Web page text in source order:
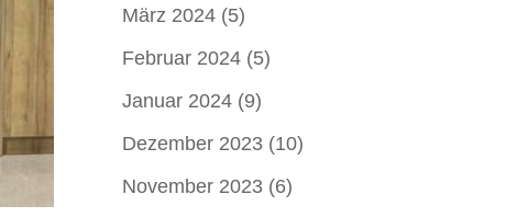
März 2024(5)
Februar 2024(5)
Januar 2024(9)
Dezember 2023(10)
November 2023(6)